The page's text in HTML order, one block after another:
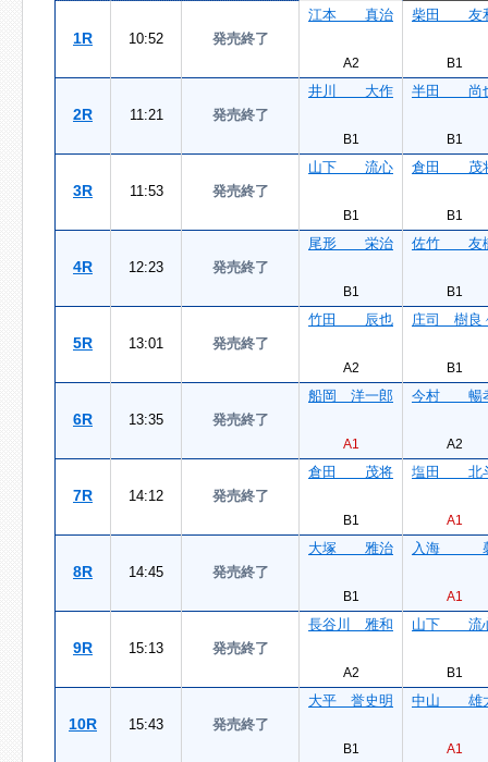
1R 10:52 発売終了
江本 真治
A2
柴田 友
B1
2R 11:21 発売終了
井川 大作
B1
半田 尚
B1
3R 11:53 発売終了
山下 流心
B1
倉田 茂
B1
4R 12:23 発売終了
尾形 栄治
B1
佐竹 友
B1
5R 13:01 発売終了
竹田 辰也
A2
庄司 樹良
B1
6R 13:35 発売終了
船岡 洋一郎
A1
今村 暢
A2
7R 14:12 発売終了
倉田 茂将
B1
塩田 北
A1
8R 14:45 発売終了
大塚 雅治
B1
入海
A1
9R 15:13 発売終了
長谷川 雅和
A2
山下 流
B1
10R 15:43 発売終了
大平 誉史明
B1
中山 雄
A1